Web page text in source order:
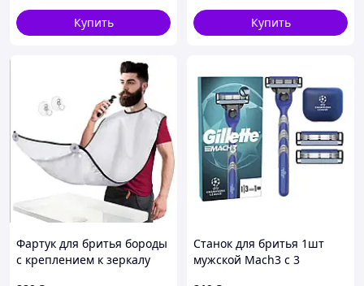
Купить
Купить
Фартук для бритья бороды
с креплением к зеркалу
Станок для бритья 1шт
мужской Mach3 с 3